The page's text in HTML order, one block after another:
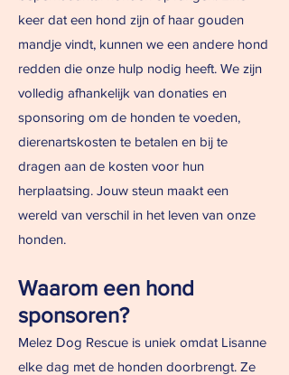
keer dat een hond zijn of haar gouden
mandje vindt, kunnen we een andere hond
redden die onze hulp nodig heeft. We zijn
volledig afhankelijk van donaties en
sponsoring om de honden te voeden,
dierenartskosten te betalen en bij te
dragen aan de kosten voor hun
herplaatsing. Jouw steun maakt een
wereld van verschil in het leven van onze
honden.
Waarom een hond
sponsoren?
Melez Dog Rescue is uniek omdat Lisanne
elke dag met de honden doorbrengt. Ze